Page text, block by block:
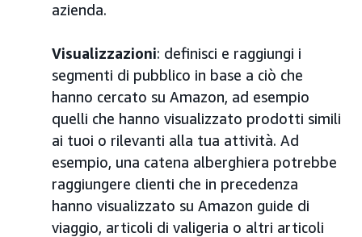
azienda.
Visualizzazioni: definisci e raggiungi i
segmenti di pubblico in base a ciò che
hanno cercato su Amazon, ad esempio
quelli che hanno visualizzato prodotti simili
ai tuoi o rilevanti alla tua attività. Ad
esempio, una catena alberghiera potrebbe
raggiungere clienti che in precedenza
hanno visualizzato su Amazon guide di
viaggio, articoli di valigeria o altri articoli